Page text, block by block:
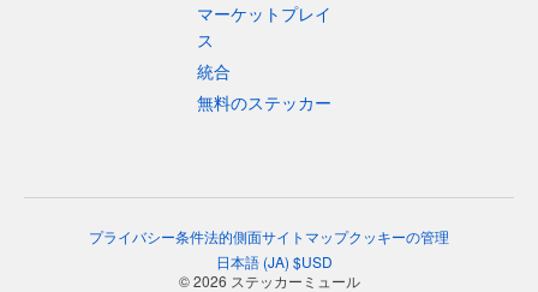
マーケットプレイ
ス
統合
無料のステッカー
プライバシー条件法的側面サイトマップクッキーの管理
日本語(JA) $USD
© 2026 ステッカーミュール